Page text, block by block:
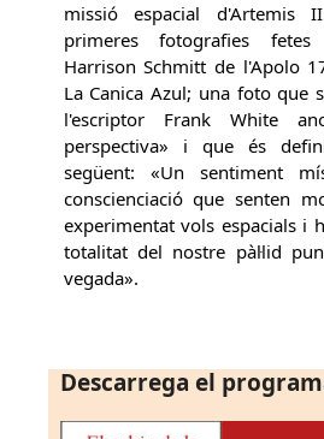
missió espacial d'Artemis
primeres fotografies
Harrison Schmitt de l'Apolo
La Canica Azul; una foto que
l'escriptor Frank White
perspectiva» i que és
següent: «Un sentiment
conscienciació que senten
experimentat vols espacials i
totalitat del nostre pàl·lid
vegada».
Descarrega el